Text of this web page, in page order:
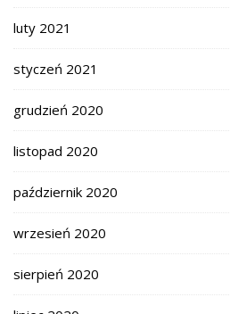
luty 2021
styczeń 2021
grudzień 2020
listopad 2020
październik 2020
wrzesień 2020
sierpień 2020